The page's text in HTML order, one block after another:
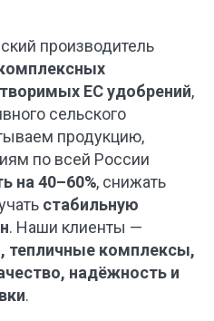
ДЛЯ
И
в любых
за 1-3 дня
производитель
EC удобрений,
сельского
продукцию,
на 40–60%, снижать
стабильную
тепличные комплексы,
надёжность и
.